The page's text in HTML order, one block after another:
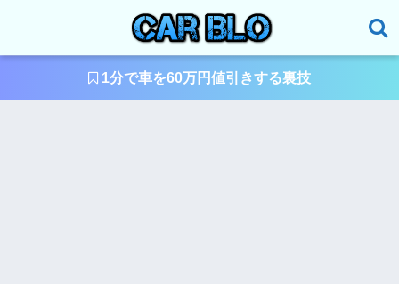
1分で車を60万円値引きする裏技